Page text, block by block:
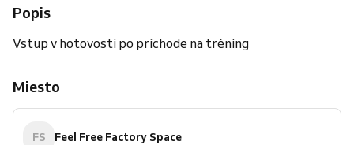
Popis
Vstup v hotovosti po príchode na tréning
Miesto
FS Feel Free Factory Space